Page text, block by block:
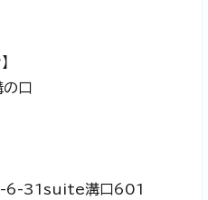
口
6-31suite溝口601